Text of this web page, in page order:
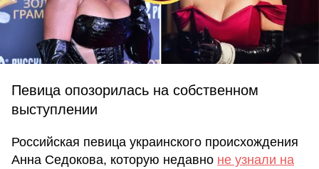
Певица опозорилась на собственном
выступлении
Российская певица украинского происхождения
Анна Седокова, которую недавно не узнали на